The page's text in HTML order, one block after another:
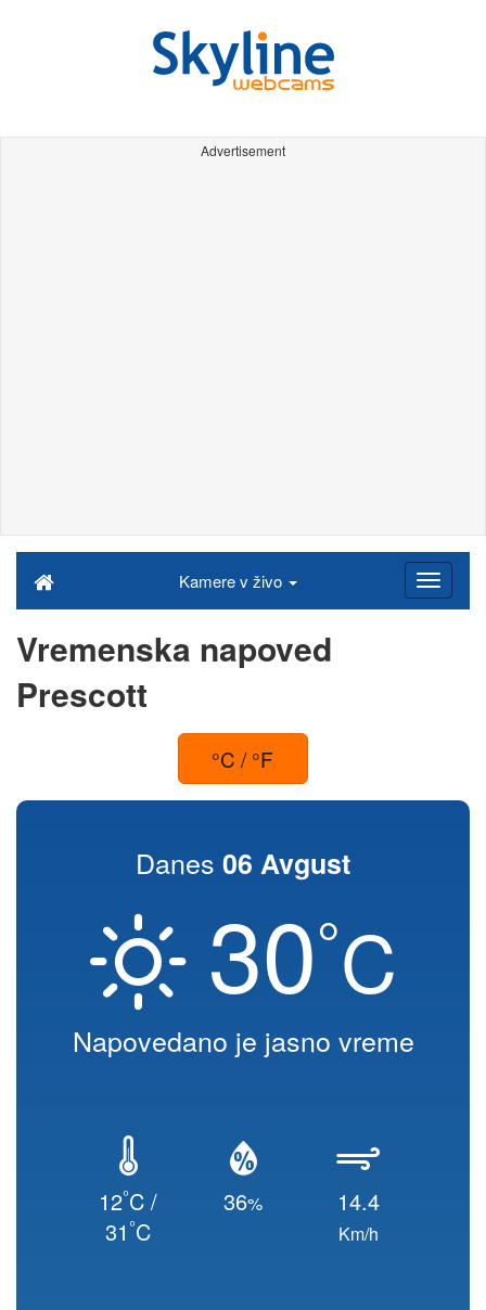
Advertisement
Kamere v živo
Vremenska napoved
Prescott
°C / °F
Danes 06 Avgust
30°C
Napovedano je jasno vreme
12°C /
31°C
36% 14.4
Km/h